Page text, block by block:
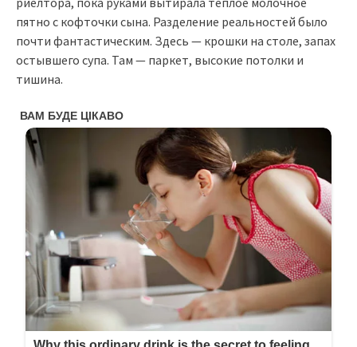
пятно с кофточки сына. Разделение реальностей было
почти фантастическим. Здесь — крошки на столе, запах
остывшего супа. Там — паркет, высокие потолки и
тишина.